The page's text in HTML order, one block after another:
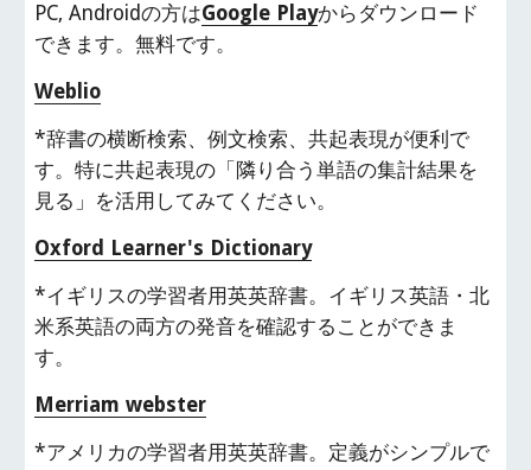
PC, Androidの方はGoogle Playからダウンロード
できます。無料です。
Weblio
*辞書の横断検索、例文検索、共起表現が便利で
す。特に共起表現の「隣り合う単語の集計結果を
見る」を活用してみてください。
Oxford Learner's Dictionary
*イギリスの学習者用英英辞書。イギリス英語・北
米系英語の両方の発音を確認することができま
す。
Merriam webster
*アメリカの学習者用英英辞書。定義がシンプルで